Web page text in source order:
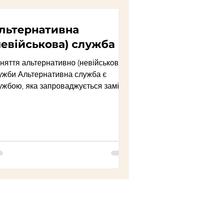
служба
альтернативно (невійськової)
Альтернативна служба є
яка запроваджується замість